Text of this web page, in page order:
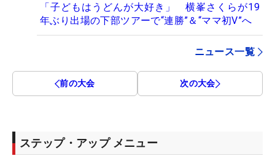
「子どもはうどんが大好き」 横峯さくらが19
年ぶり出場の下部ツアーで“連勝”＆“ママ初V”へ
ニュース一覧
前の大会 次の大会
ステップ・アップ メニュー